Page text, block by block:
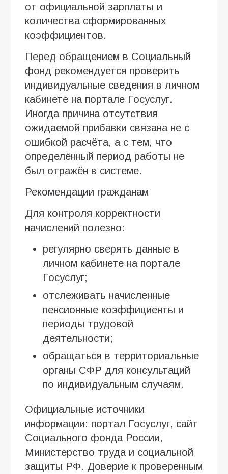
от официальной зарплаты и
количества сформированных
коэффициентов.
Перед обращением в Социальный
фонд рекомендуется проверить
индивидуальные сведения в личном
кабинете на портале Госуслуг.
Иногда причина отсутствия
ожидаемой прибавки связана не с
ошибкой расчёта, а с тем, что
определённый период работы не
был отражён в системе.
Рекомендации гражданам
Для контроля корректности
начислений полезно:
регулярно сверять данные в
личном кабинете на портале
Госуслуг;
отслеживать начисленные
пенсионные коэффициенты и
периоды трудовой
деятельности;
обращаться в территориальные
органы СФР для консультаций
по индивидуальным случаям.
Официальные источники
информации: портал Госуслуг, сайт
Социального фонда России,
Министерство труда и социальной
защиты РФ. Доверие к проверенным